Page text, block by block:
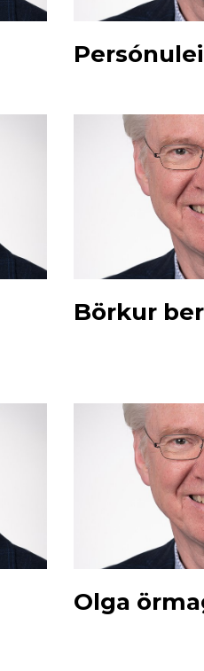
Börkur
Olga